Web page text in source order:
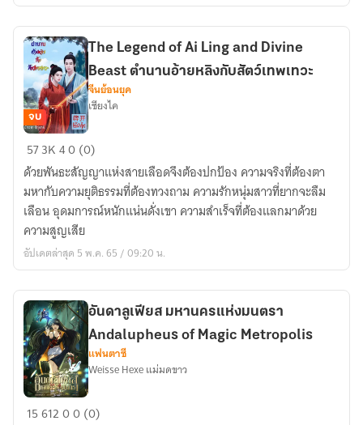
Ling
and
Divine
Beast
อ้าย
หลิ
งกับ
สัตว์
เทพ
เทวะ
2
The
Legend
of
Ai
Ling
and
Divine
ตำนาน
อ้าย
หลิ
งกับ
สัตว์
เทพ
เทวะ
จบ
The Legend of Ai Ling and Divine
Beast ตำนานอ้ายหลิงกับสัตว์เทพเทวะ
จีนย้อนยุค
เซียงไค
573K40 (0)
ด้วยพันธะสัญญาแห่งสายเลือดจึงต้องปกป้อง ความจริงที่ต้องตา
มหากับความยุติธรรมที่ต้องทวงถาม ความรักหนุ่มสาวที่ยากจะลืม
เลือน อุดมการณ์หนักแน่นดั่งเขา ความสำเร็จที่ต้องแลกมาด้วย
ความสูญเสีย
อัปเดตล่าสุด 5 พ.ค. 65 / 09:20 น.
อัน
อันดาลูเฟียส มหานครแห่งมนตรา
Andalupheus of Magic Metropolis
แฟนตาซี
Weisse Hexe แม่มดขาว
1561200 (0)